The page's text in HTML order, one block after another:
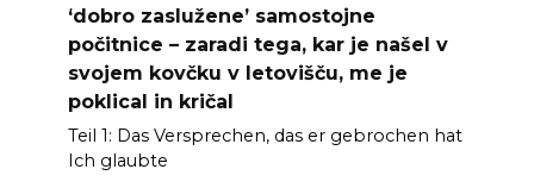
‘dobro zaslužene’ samostojne
počitnice – zaradi tega, kar je našel v
svojem kovčku v letovišču, me je
poklical in kričal
Teil 1: Das Versprechen, das er gebrochen hat
Ich glaubte